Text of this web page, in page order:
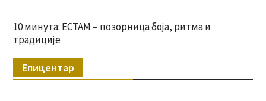
10 минута: ЕСТАМ – позорница боја, ритма и
традиције
Епицентар